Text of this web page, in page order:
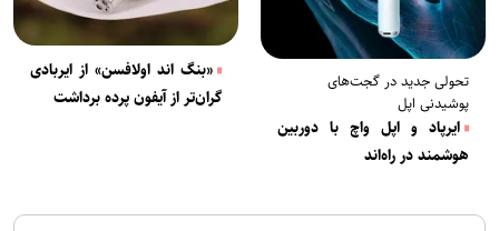
تحولی جدید در گجت‌های
پوشیدنی اپل
ایرپاد و اپل واچ با دوربین
هوشمند در راه‌اند
«بنگ اند اولافسن» از ایربادی
گران‌تر از آیفون پرده برداشت